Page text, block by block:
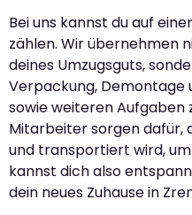
Bei uns kannst du auf
zählen. Wir übernehmen
deines Umzugsguts,
Verpackung, Demontage
sowie weiteren Aufgaben
Mitarbeiter sorgen dafür,
und transportiert wird,
kannst dich also
dein neues Zuhause in